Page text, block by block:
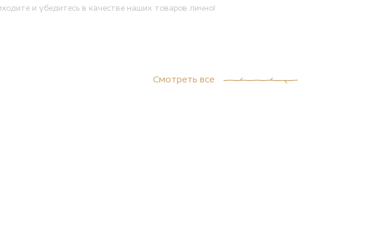
и убедитесь в качестве наших товаров лично!
Смотреть все